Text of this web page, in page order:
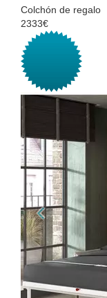
Colchón de regalo
2333€